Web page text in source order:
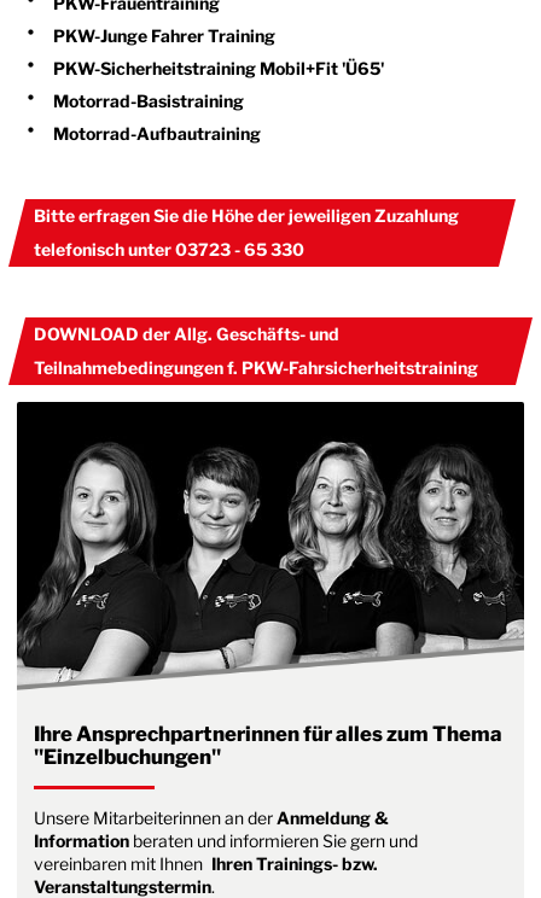
PKW-Junge Fahrer Training
PKW-Sicherheitstraining Mobil+Fit 'Ü65'
Motorrad-Basistraining
Motorrad-Aufbautraining
Bitte erfragen Sie die Höhe der jeweiligen Zuzahlung
telefonisch unter 03723 - 65 330
DOWNLOAD der Allg. Geschäfts- und
Teilnahmebedingungen f. PKW-Fahrsicherheitstraining
Ihre Ansprechpartnerinnen für alles zum Thema
"Einzelbuchungen"
Unsere Mitarbeiterinnen an derAnmeldung &
Information beraten und informieren Sie gern und
vereinbaren mit Ihnen Ihren Trainings- bzw.
Veranstaltungstermin.